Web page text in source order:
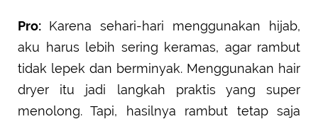
Pro: Karena sehari-hari menggunakan hijab,
aku harus lebih sering keramas, agar rambut
tidak lepek dan berminyak. Menggunakan hair
dryer itu jadi langkah praktis yang super
menolong. Tapi, hasilnya rambut tetap saja